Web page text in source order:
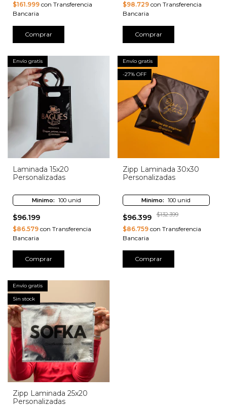
$161.999 con Transferencia
Bancaria
Comprar
$98.729con Transferencia
Bancaria
Comprar
Envío gratis
Laminada 15x20
Personalizadas
Minimo: 100 unid
$96.199
$86.579 con Transferencia
Bancaria
Comprar
Envío gratis
-27% OFF
Zipp Laminada 30x30
Personalizadas
Minimo: 100 unid
$96.399 $132.399
$86.759con Transferencia
Bancaria
Comprar
Envío gratis
Sin stock
Zipp Laminada 25x20
Personalizadas